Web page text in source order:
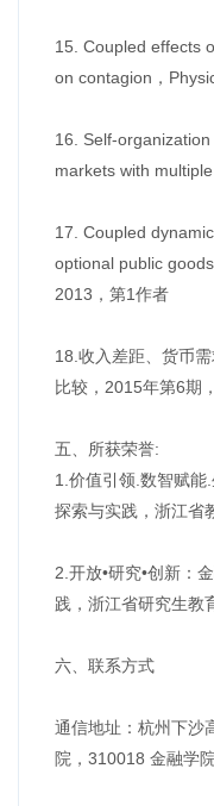
15. Coupled effects
on contagion，
16. Self-
markets with
17. Coupled
optional public
2013，第1作者
18.收入差距、货币
比较，2015年第6期
五、所获荣誉:
1.价值引领.数智赋能
探索与实践，浙江省
2.开放•研究•创新：
践，浙江省研究生教
六、联系方式
通信地址：杭州下沙
院，310018 金融学